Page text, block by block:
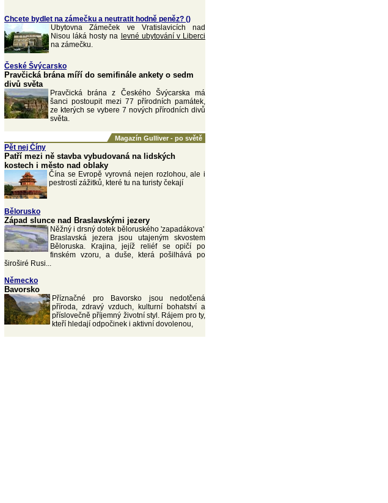
Chcete bydlet na zámečku a neutratit hodně peněz? ()
Ubytovna Zámeček ve Vratislavicích nad
Nisou láká hosty na levné ubytování v Liberci
na zámečku.
České Švýcarsko
Pravčická brána míří do semifinále ankety o sedm
divů světa
Pravčická brána z Českého Švýcarska má
šanci postoupit mezi 77 přírodních památek,
ze kterých se vybere 7 nových přírodních divů
světa.
Magazín Gulliver - po světě
Pět nej Číny
Patří mezi ně stavba vybudovaná na lidských
kostech i město nad oblaky
Čína se Evropě vyrovná nejen rozlohou, ale i
pestrostí zážitků, které tu na turisty čekají
Bělorusko
Západ slunce nad Braslavskými jezery
Něžný i drsný dotek běloruského 'zapadákova'
Braslavská jezera jsou utajeným skvostem
Běloruska. Krajina, jejíž reliéf se opičí po
finském vzoru, a duše, která pošilhává po
široširé Rusi...
Německo
Bavorsko
Příznačné pro Bavorsko jsou nedotčená
příroda, zdravý vzduch, kulturní bohatství a
příslovečně příjemný životní styl. Rájem pro ty,
kteří hledají odpočinek i aktivní dovolenou,